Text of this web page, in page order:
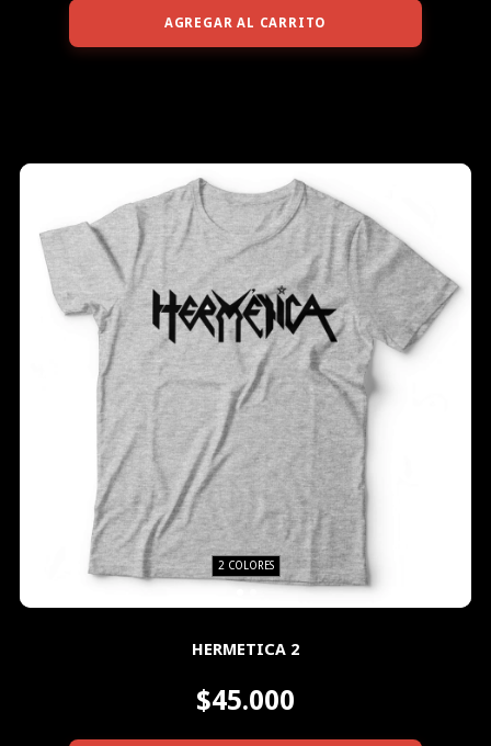
AGREGAR AL CARRITO
2 COLORES
HERMETICA 2
$45.000